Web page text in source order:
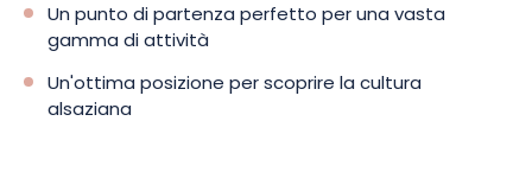
Un punto di partenza perfetto per una vasta
gamma di attività
Un'ottima posizione per scoprire la cultura
alsaziana